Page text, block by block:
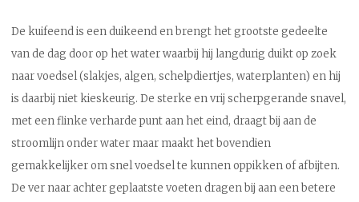
De kuifeend is een duikeend en brengt het grootste gedeelte
van de dag door op het water waarbij hij langdurig duikt op zoek
naar voedsel (slakjes, algen, schelpdiertjes, waterplanten) en hij
is daarbij niet kieskeurig. De sterke en vrij scherpgerande snavel,
met een flinke verharde punt aan het eind, draagt bij aan de
stroomlijn onder water maar maakt het bovendien
gemakkelijker om snel voedsel te kunnen oppikken of afbijten.
De ver naar achter geplaatste voeten dragen bij aan een betere